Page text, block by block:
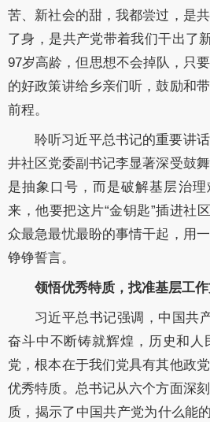
苦、新社会的甜，我都尝过，是
了身，是共产党带着我们干出了
97岁高龄，但思想不会掉队，只
的好政策讲给乡亲们听，鼓励和
前程。
聆听习近平总书记的重要讲
井社区党委副书记李显著深受鼓
是抽象口号，而是破解基层治理
来，他要把这片“金钥匙”插进社
众最急最忧最盼的事情干起，用
铮铮誓言。
领悟优秀特质，找准基层工作
习近平总书记强调，中国共
奋斗中不断铸就辉煌，历史和人
党，根本在于我们党具有其他政
优秀特质。总书记从六个方面深
质，揭示了中国共产党为什么能